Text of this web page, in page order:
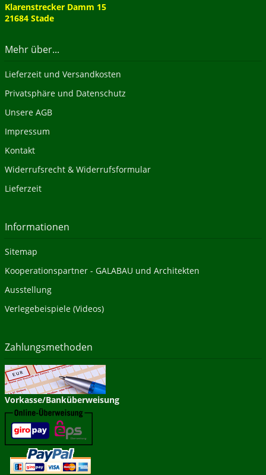
Klarenstrecker Damm 15
21684 Stade
Mehr über...
Lieferzeit und Versandkosten
Privatsphäre und Datenschutz
Unsere AGB
Impressum
Kontakt
Widerrufsrecht & Widerrufsformular
Lieferzeit
Informationen
Sitemap
Kooperationspartner - GALABAU und Architekten
Ausstellung
Verlegebeispiele (Videos)
Zahlungsmethoden
Vorkasse/Banküberweisung